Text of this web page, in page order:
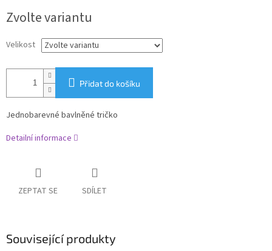
cena:
Zvolte variantu
Velikost
Přidat do košíku
Jednobarevné bavlněné tričko
Detailní informace
ZEPTAT SE SDÍLET
Související produkty